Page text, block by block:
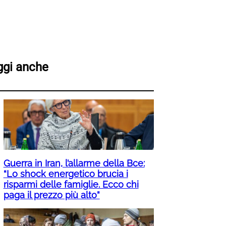
anche
Guerra in Iran, l’allarme della Bce:
“Lo shock energetico brucia i
risparmi delle famiglie. Ecco chi
paga il prezzo più alto”